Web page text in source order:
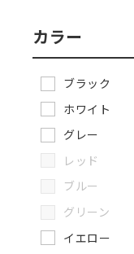
カラー
ブラック
ホワイト
グレー
レッド
ブルー
グリーン
イエロー